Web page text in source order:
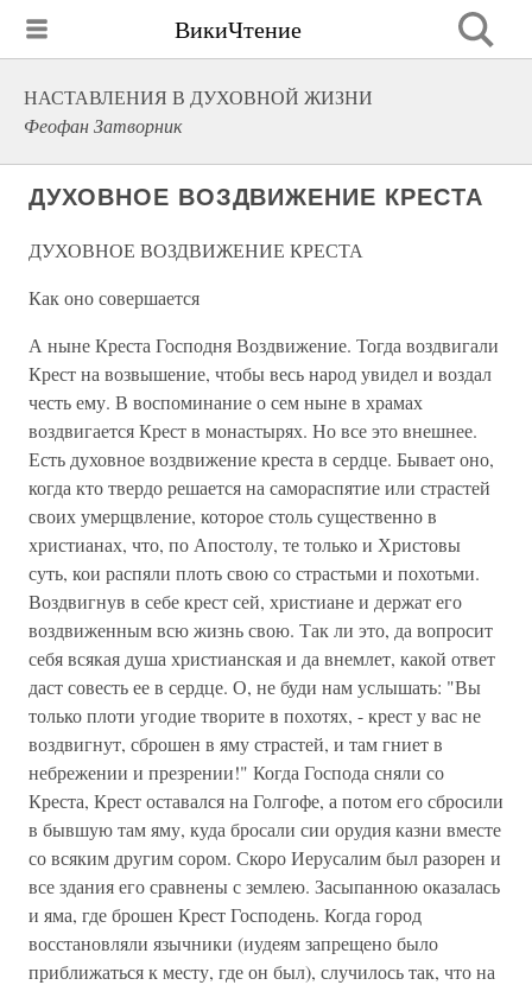
ВикиЧтение
НАСТАВЛЕНИЯ В ДУХОВНОЙ ЖИЗНИ
Феофан Затворник
ДУХОВНОЕ ВОЗДВИЖЕНИЕ КРЕСТА
ДУХОВНОЕ ВОЗДВИЖЕНИЕ КРЕСТА
Как оно совершается
А ныне Креста Господня Воздвижение. Тогда воздвигали
Крест на возвышение, чтобы весь народ увидел и воздал
честь ему. В воспоминание о сем ныне в храмах
воздвигается Крест в монастырях. Но все это внешнее.
Есть духовное воздвижение креста в сердце. Бывает оно,
когда кто твердо решается на самораспятие или страстей
своих умерщвление, которое столь существенно в
христианах, что, по Апостолу, те только и Христовы
суть, кои распяли плоть свою со страстьми и похотьми.
Воздвигнув в себе крест сей, христиане и держат его
воздвиженным всю жизнь свою. Так ли это, да вопросит
себя всякая душа христианская и да внемлет, какой ответ
даст совесть ее в сердце. О, не буди нам услышать: "Вы
только плоти угодие творите в похотях, - крест у вас не
воздвигнут, сброшен в яму страстей, и там гниет в
небрежении и презрении!" Когда Господа сняли со
Креста, Крест оставался на Голгофе, а потом его сбросили
в бывшую там яму, куда бросали сии орудия казни вместе
со всяким другим сором. Скоро Иерусалим был разорен и
все здания его сравнены с землею. Засыпанною оказалась
и яма, где брошен Крест Господень. Когда город
восстановляли язычники (иудеям запрещено было
приближаться к месту, где он был), случилось так, что на